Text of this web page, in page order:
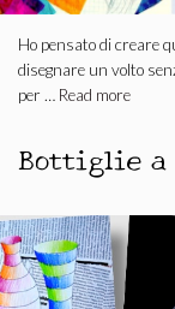
Ho pensato di creare
disegnare un volto
per … Read more
Bottiglie